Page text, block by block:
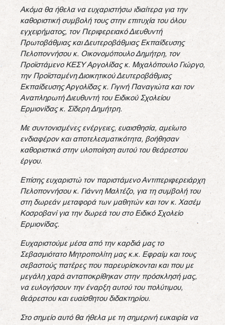
Ακόμα θα ήθελα να ευχαριστήσω ιδιαίτερα για την
καθοριστική συμβολή τους στην επιτυχία του όλου
εγχειρήματος, τον Περιφερειακό Διευθυντή
Πρωτοβάθμιας και Δευτεροβάθμιας Εκπαίδευσης
Πελοποννήσου κ. Οικονομόπουλο Δημήτρη, τον
Προϊστάμενο ΚΕΣΥ Αργολίδας κ. Μιχαλόπουλο Γιώργο,
την Προϊσταμένη Διοικητικού Δευτεροβάθμιας
Εκπαίδευσης Αργολίδας κ. Γιγινή Παναγιώτα και τον
Αναπληρωτή Διευθυντή του Ειδικού Σχολείου
Ερμιονίδας κ. Σίδερη Δημήτρη.
Με συντονισμένες ενέργειες, ευαισθησία, αμείωτο
ενδιαφέρον και αποτελεσματικότητα, βοήθησαν
καθοριστικά στην υλοποίηση αυτού του θεάρεστου
έργου.
Επίσης ευχαριστώ τον παριστάμενο Αντιπεριφερειάρχη
Πελοποννήσου κ. Γιάννη Μαλτέζο, για τη συμβολή του
στη δωρεάν μεταφορά των μαθητών και τον κ. Χασέμ
Κοσροβανί για την δωρεά του στο Ειδικό Σχολείο
Ερμιονίδας.
Ευχαριστούμε μέσα από την καρδιά μας το
Σεβασμιότατο Μητροπολίτη μας κ.κ. Εφραίμ και τους
σεβαστούς πατέρες που παρευρίσκονται και που με
μεγάλη χαρά ανταποκρίθηκαν στην πρόσκλησή μας,
να ευλογήσουν την έναρξη αυτού του πολύτιμου,
θεάρεστου και ευαίσθητου διδακτηρίου.
Στο σημείο αυτό θα ήθελα με τη σημερινή ευκαιρία να